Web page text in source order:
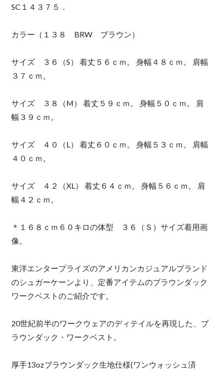
SC１４３７５．
カラー（１３８ BRW ブラウン）
サイズ ３６（S） 着丈５６ｃｍ。 身幅４８ｃｍ。 肩幅
３７ｃｍ。
サイズ ３８（M） 着丈５９ｃｍ。 身幅５０ｃｍ。 肩
幅３９ｃｍ。
サイズ ４０（L） 着丈６０ｃｍ。 身幅５３ｃｍ。 肩幅
４０ｃｍ。
サイズ ４２（XL） 着丈６４ｃｍ。 身幅５６ｃｍ。 肩
幅４２ｃｍ。
＊１６８ｃｍ６０キロの体型 ３６（Ｓ）サイズ着用画
像。
東洋エンタープライズのアメリカンカジュアルブランド
のシュガーケーンより、定番アイテムのブラウンダック
ワークベストのご紹介です。
20世紀前半のワークウェアのディテイルを再現した、ブ
ラウンダック・ワークベスト。
厚手13ozブラウンダック生地仕様(ワンウォッシュ済